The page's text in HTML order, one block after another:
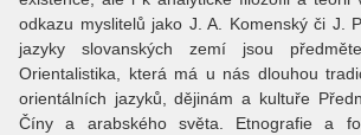
odkazu myslitelů jako J. A. Komenský či J.
jazyky slovanských zemí jsou
Orientalistika, která má u nás dlouhou
orientálních jazyků, dějinám a kultuře
Číny a arabského světa. Etnografie a